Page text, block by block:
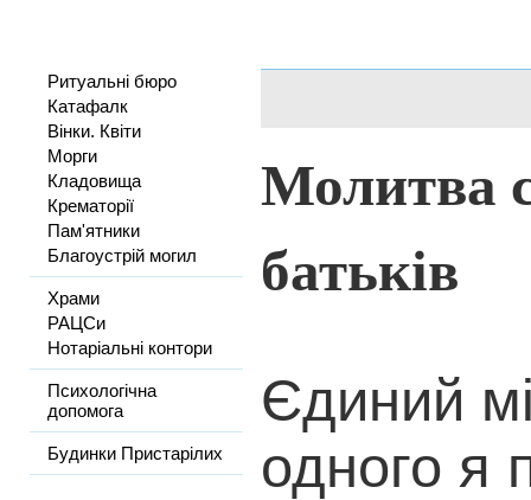
Ритуальні бюро
Катафалк
Вінки. Квіти
Морги
Кладовища
Крематорії
Пам'ятники
Благоустрій могил
Храми
РАЦСи
Нотаріальні контори
Психологічна
допомога
Будинки Пристарілих
Молитва
батьків
Єдиний
одного я